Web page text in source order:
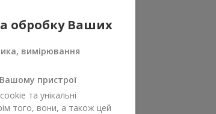
обробку Ваших
вимірювання
пристрої
та унікальні
того, вони, а також цей